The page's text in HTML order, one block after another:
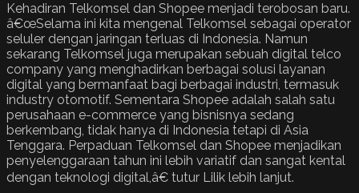
Kehadiran Telkomsel dan Shopee menjadi terobosan baru.
â€œSelama ini kita mengenal Telkomsel sebagai operator
seluler dengan jaringan terluas di Indonesia. Namun
sekarang Telkomsel juga merupakan sebuah digital telco
company yang menghadirkan berbagai solusi layanan
digital yang bermanfaat bagi berbagai industri, termasuk
industry otomotif. Sementara Shopee adalah salah satu
perusahaan e-commerce yang bisnisnya sedang
berkembang, tidak hanya di Indonesia tetapi di Asia
Tenggara. Perpaduan Telkomsel dan Shopee menjadikan
penyelenggaraan tahun ini lebih variatif dan sangat kental
dengan teknologi digital,â€ tutur Lilik lebih lanjut.